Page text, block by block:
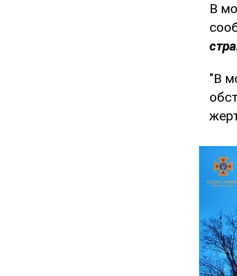
В
"В